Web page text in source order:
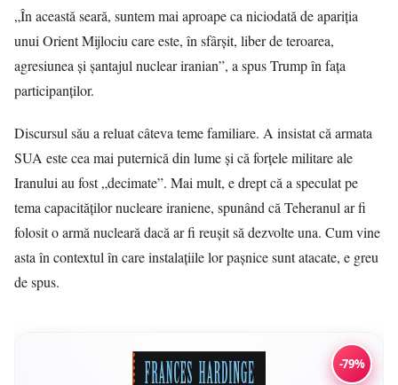
„În această seară, suntem mai aproape ca niciodată de apariția
unui Orient Mijlociu care este, în sfârșit, liber de teroarea,
agresiunea și șantajul nuclear iranian”, a spus Trump în fața
participanților.
Discursul său a reluat câteva teme familiare. A insistat că armata
SUA este cea mai puternică din lume și că forțele militare ale
Iranului au fost „decimate”. Mai mult, e drept că a speculat pe
tema capacităților nucleare iraniene, spunând că Teheranul ar fi
folosit o armă nucleară dacă ar fi reușit să dezvolte una. Cum vine
asta în contextul în care instalațiile lor pașnice sunt atacate, e greu
de spus.
-79%